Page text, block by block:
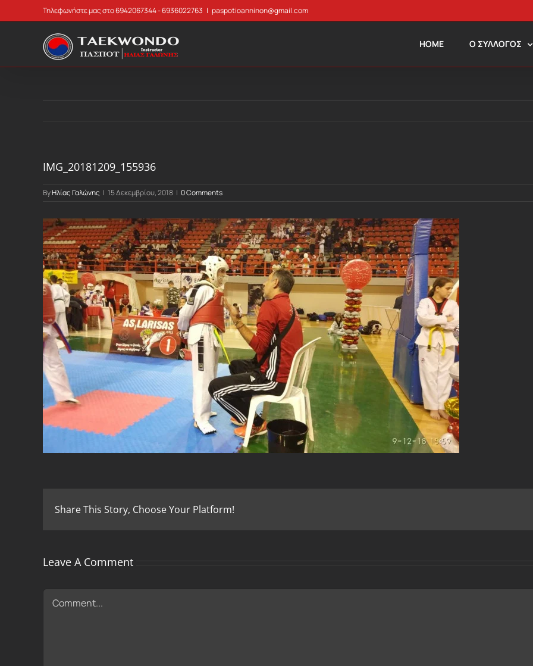
to
Τηλεφωνήστε μας στο 6942067344 - 6936022763 | paspotioanninon@gmail.com
HOME Ο ΣΥΛΛΟΓΟΣ
IMG_20181209_155936
ByΗλίας Γαλώνης | 15 Δεκεμβρίου, 2018 | 0 Comments
Share This Story, Choose Your Platform!
Leave A Comment
Comment